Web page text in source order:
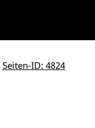
Seiten-ID: 4824